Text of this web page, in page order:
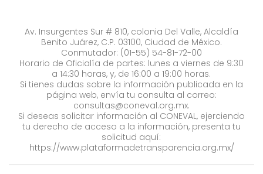
Av. Insurgentes Sur # 810, colonia Del Valle, Alcaldía
Benito Juárez, C.P. 03100, Ciudad de México.
Conmutador: (01-55) 54-81-72-00
Horario de Oficialía de partes: lunes a viernes de 9:30
a 14:30 horas, y, de 16:00 a 19:00 horas.
Si tienes dudas sobre la información publicada en la
página web, envía tu consulta al correo:
consultas@coneval.org.mx.
Si deseas solicitar información al CONEVAL, ejerciendo
tu derecho de acceso a la información, presenta tu
solicitud aquí:
https://www.plataformadetransparencia.org.mx/